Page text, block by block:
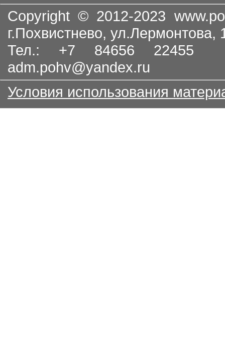
Copyright © 2012-2023
г.Похвистнево, ул.Лермонтова,
Тел.: +7 84656
adm.pohv@yandex.ru
Условия использования